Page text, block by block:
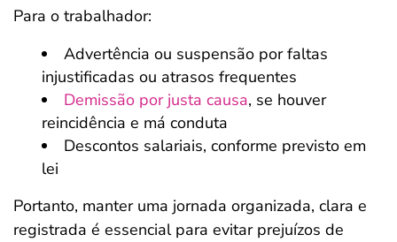
Para o trabalhador:
Advertência ou suspensão por faltas
injustificadas ou atrasos frequentes
Demissão por justa causa, se houver
reincidência e má conduta
Descontos salariais, conforme previsto em
lei
Portanto, manter uma jornada organizada, clara e
registrada é essencial para evitar prejuízos de